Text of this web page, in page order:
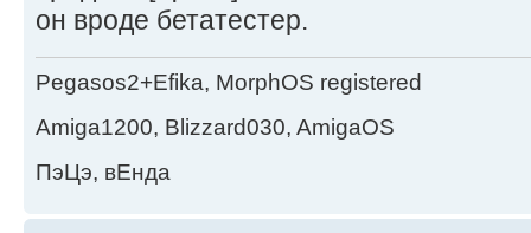
он вроде бетатестер.
Pegasos2+Efika, MorphOS registered
Amiga1200, Blizzard030, AmigaOS
ПэЦэ, вЕнда